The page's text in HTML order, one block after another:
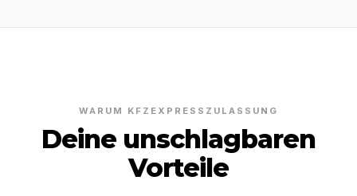
WARUM KFZEXPRESSZULASSUNG
Deine unschlagbaren
Vorteile